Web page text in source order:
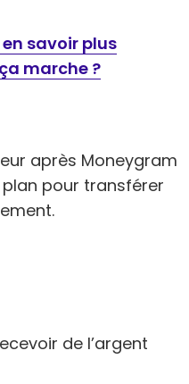
en savoir plus
marche ?
après Moneygram
plan pour transférer
de l’argent